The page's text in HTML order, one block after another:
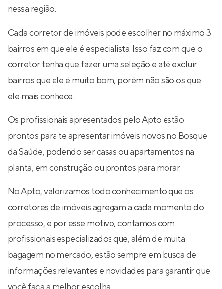
nessa região.
Cada corretor de imóveis pode escolher no máximo 3
bairros em que ele é especialista. Isso faz com que o
corretor tenha que fazer uma seleção e até excluir
bairros que ele é muito bom, porém não são os que
ele mais conhece.
Os profissionais apresentados pelo Apto estão
prontos para te apresentar imóveis novos no Bosque
da Saúde, podendo ser casas ou apartamentos na
planta, em construção ou prontos para morar.
No Apto, valorizamos todo conhecimento que os
corretores de imóveis agregam a cada momento do
processo, e por esse motivo, contamos com
profissionais especializados que, além de muita
bagagem no mercado, estão sempre em busca de
informações relevantes e novidades para garantir que